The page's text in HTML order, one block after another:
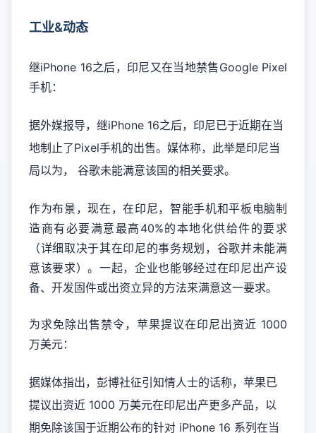
工业&动态
继iPhone 16之后，印尼又在当地禁售Google Pixel
手机：
据外媒报导，继iPhone 16之后，印尼已于近期在当
地制止了Pixel手机的出售。媒体称，此举是印尼当
局以为， 谷歌未能满意该国的相关要求。
作为布景，现在，在印尼，智能手机和平板电脑制
造商有必要满意最高40%的本地化供给件的要求
（详细取决于其在印尼的事务规划，谷歌并未能满
意该要求）。一起，企业也能够经过在印尼出产设
备、开发固件或出资立异的方法来满意这一要求。
为求免除出售禁令，苹果提议在印尼出资近 1000
万美元：
据媒体指出，彭博社征引知情人士的话称，苹果已
提议出资近 1000 万美元在印尼出产更多产品，以
期免除该国于近期公布的针对 iPhone 16 系列在当